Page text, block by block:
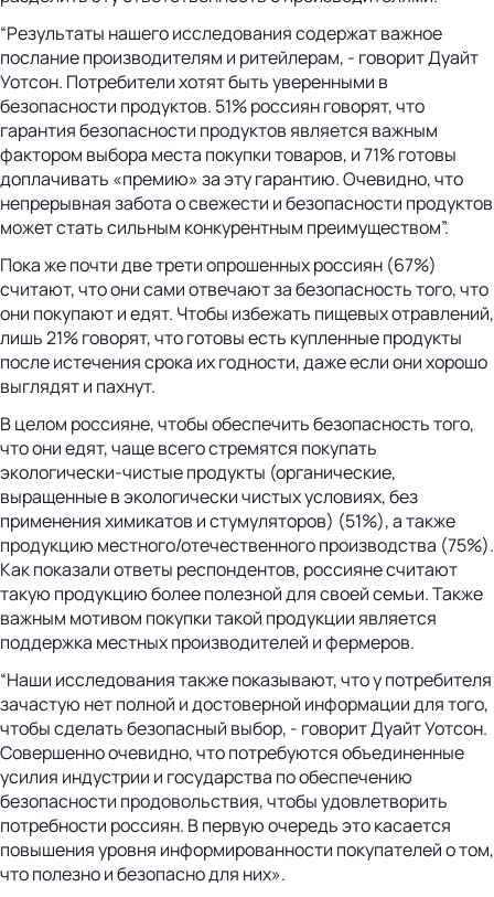
“Результаты нашего исследования содержат важное
послание производителям и ритейлерам, - говорит Дуайт
Уотсон. Потребители хотят быть уверенными в
безопасности продуктов. 51% россиян говорят, что
гарантия безопасности продуктов является важным
фактором выбора места покупки товаров, и 71% готовы
доплачивать «премию» за эту гарантию. Очевидно, что
непрерывная забота о свежести и безопасности продуктов
может стать сильным конкурентным преимуществом”.
Пока же почти две трети опрошенных россиян (67%)
считают, что они сами отвечают за безопасность того, что
они покупают и едят. Чтобы избежать пищевых отравлений,
лишь 21% говорят, что готовы есть купленные продукты
после истечения срока их годности, даже если они хорошо
выглядят и пахнут.
В целом россияне, чтобы обеспечить безопасность того,
что они едят, чаще всего стремятся покупать
экологически-чистые продукты (органические,
выращенные в экологически чистых условиях, без
применения химикатов и стумуляторов) (51%), а также
продукцию местного/отечественного производства (75%).
Как показали ответы респондентов, россияне считают
такую продукцию более полезной для своей семьи. Также
важным мотивом покупки такой продукции является
поддержка местных производителей и фермеров.
“Наши исследования также показывают, что у потребителя
зачастую нет полной и достоверной информации для того,
чтобы сделать безопасный выбор, - говорит Дуайт Уотсон.
Совершенно очевидно, что потребуются объединенные
усилия индустрии и государства по обеспечению
безопасности продовольствия, чтобы удовлетворить
потребности россиян. В первую очередь это касается
повышения уровня информированности покупателей о том,
что полезно и безопасно для них».